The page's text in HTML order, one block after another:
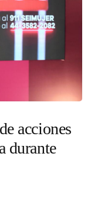
acciones
durante